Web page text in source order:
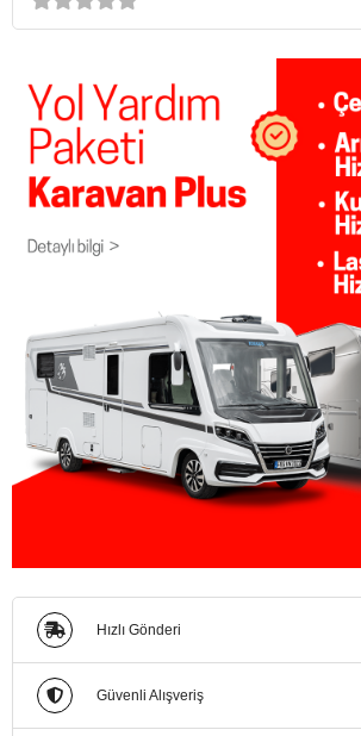
Hızlı Gönderi
Güvenli Alışveriş